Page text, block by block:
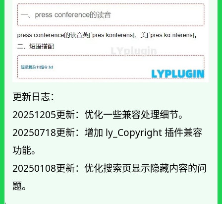
更新日志：
20251205更新：优化一些兼容处理细节。
20250718更新：增加 ly_Copyright 插件兼容
功能。
20250108更新：优化搜索页显示隐藏内容的问
题。